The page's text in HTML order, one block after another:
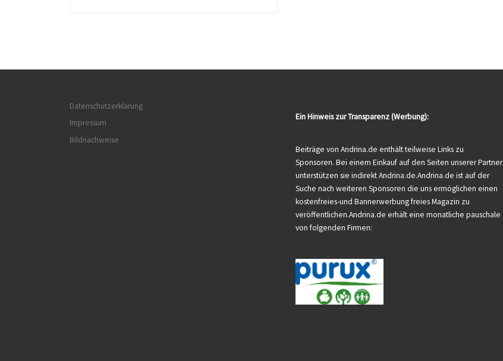
Datenschutzerklärung
Impressum
Bildnachweise
Ein Hinweis zur Transparenz (Werbung):
Beiträge von Andrina.de enthält teilweise Links zu
Sponsoren. Bei einem Einkauf auf den Seiten unserer Partner
unterstützen sie indirekt Andrina.de.Andrina.de ist auf der
Suche nach weiteren Sponsoren die uns ermöglichen einen
kostenfreies-und Bannerwerbung freies Magazin zu
veröffentlichen.Andrina.de erhält eine monatliche pauschale
von folgenden Firmen: